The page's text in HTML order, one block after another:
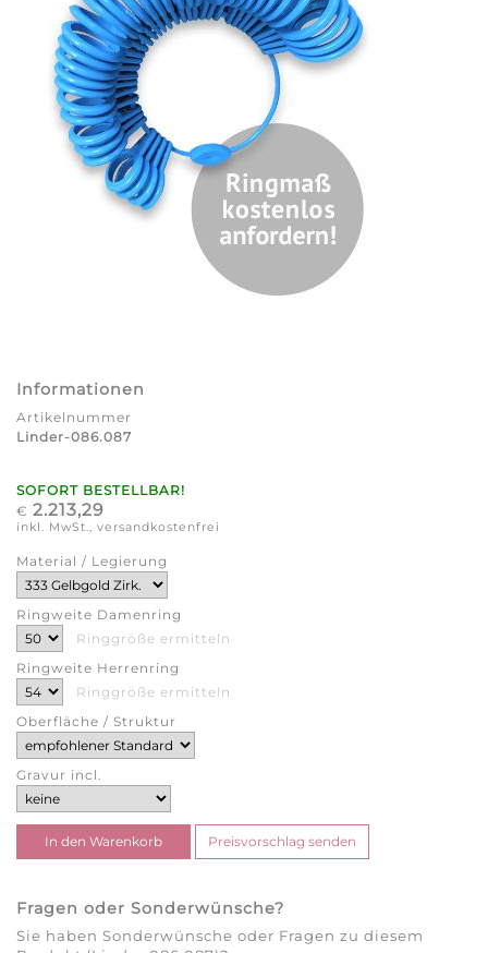
Informationen
Artikelnummer
Linder-086.087
SOFORT BESTELLBAR!
€ 2.213,29
inkl. MwSt., versandkostenfrei
Material / Legierung
Ringweite Damenring
Ringgröße ermitteln
Ringweite Herrenring
Ringgröße ermitteln
Oberfläche / Struktur
Gravur incl.
Fragen oder Sonderwünsche?
Sie haben Sonderwünsche oder Fragen zu diesem